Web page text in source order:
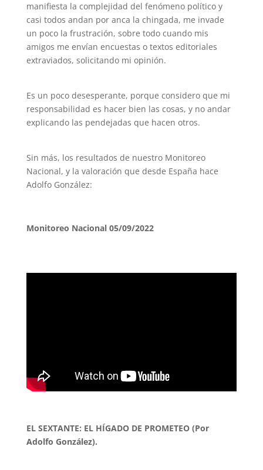
manifiesta la complejidad del fenómeno político y
casi todos andan por anca la chingada, me invade
un poco la frustración, sobre todo cuando mis
amigos me envían encuestas o textos editoriales
extraviados, solicitando mi opinión.
Es un poco desesperante, porque considero que mi
responsabilidad es hacer bien las cosas, y no andar
explicando las pendejadas que hacen otros.
Sin más, los resultados de nuestro Monitoreo
Nacional, y la valoración que desde España hace
Adolfo González:
Monitoreo Nacional 05/09/2022
EL SEXTANTE: EL HÍGADO DE PROMETEO (Por
Adolfo González).